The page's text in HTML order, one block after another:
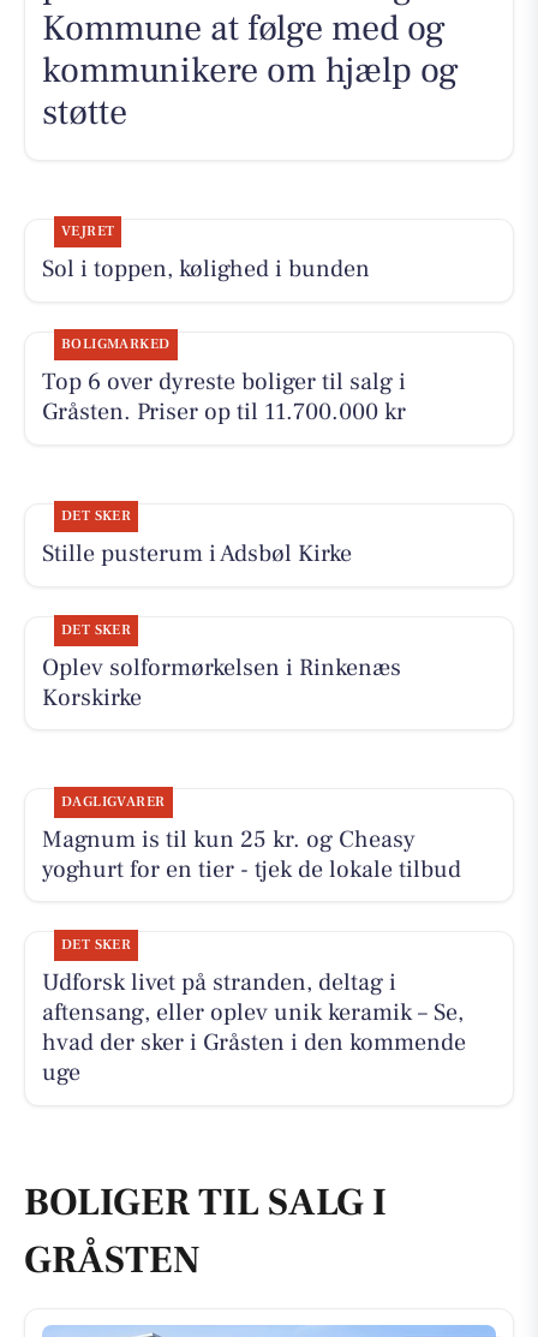
Kommune at følge med og
kommunikere om hjælp og
støtte
VEJRET
Sol i toppen, kølighed i bunden
BOLIGMARKED
Top 6 over dyreste boliger til salg i
Gråsten. Priser op til 11.700.000 kr
DET SKER
Stille pusterum i Adsbøl Kirke
DET SKER
Oplev solformørkelsen i Rinkenæs
Korskirke
DAGLIGVARER
Magnum is til kun 25 kr. og Cheasy
yoghurt for en tier - tjek de lokale tilbud
DET SKER
Udforsk livet på stranden, deltag i
aftensang, eller oplev unik keramik – Se,
hvad der sker i Gråsten i den kommende
uge
BOLIGER TIL SALG I
GRÅSTEN